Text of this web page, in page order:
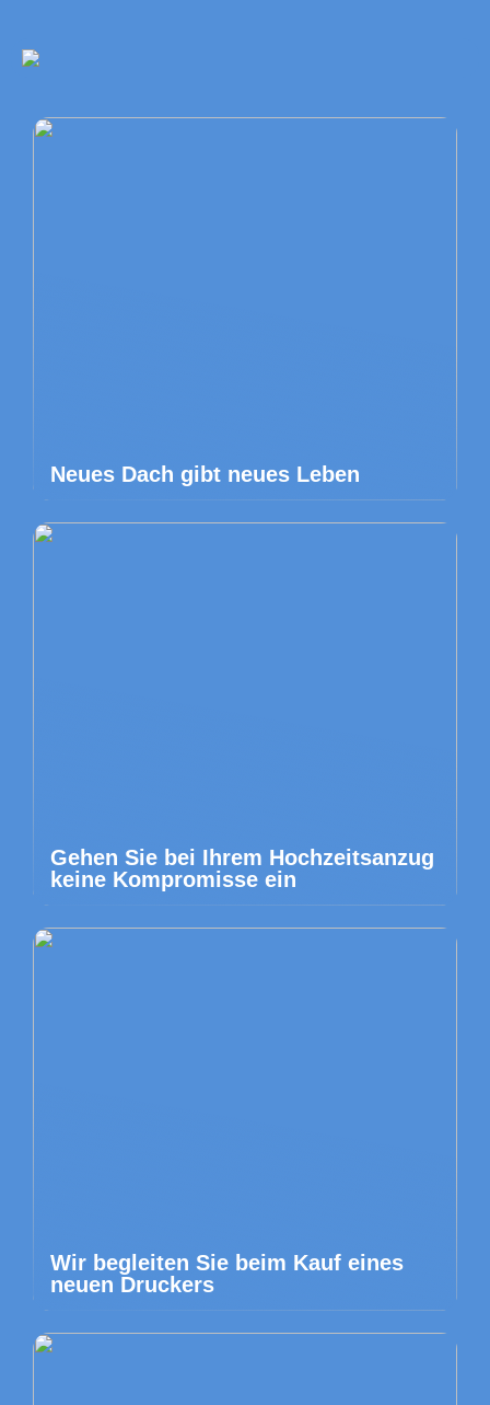
Neues Dach gibt neues Leben
Gehen Sie bei Ihrem Hochzeitsanzug
keine Kompromisse ein
Wir begleiten Sie beim Kauf eines
neuen Druckers